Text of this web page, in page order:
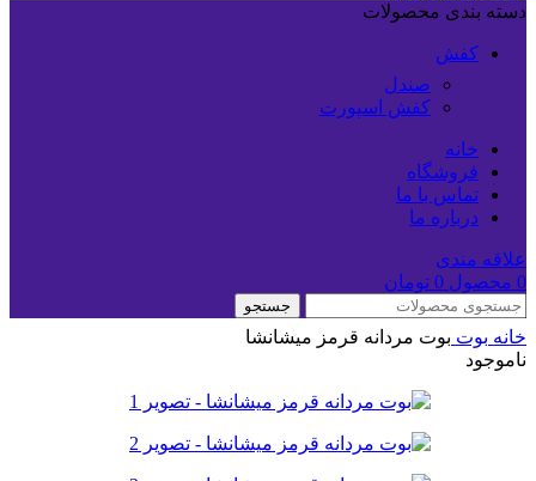
دسته بندی محصولات
کفش
صندل
کفش اسپورت
خانه
فروشگاه
تماس با ما
درباره ما
علاقه مندی
0 محصول 0 تومان
جستجو
خانه بوت بوت مردانه قرمز میشانشا
ناموجود